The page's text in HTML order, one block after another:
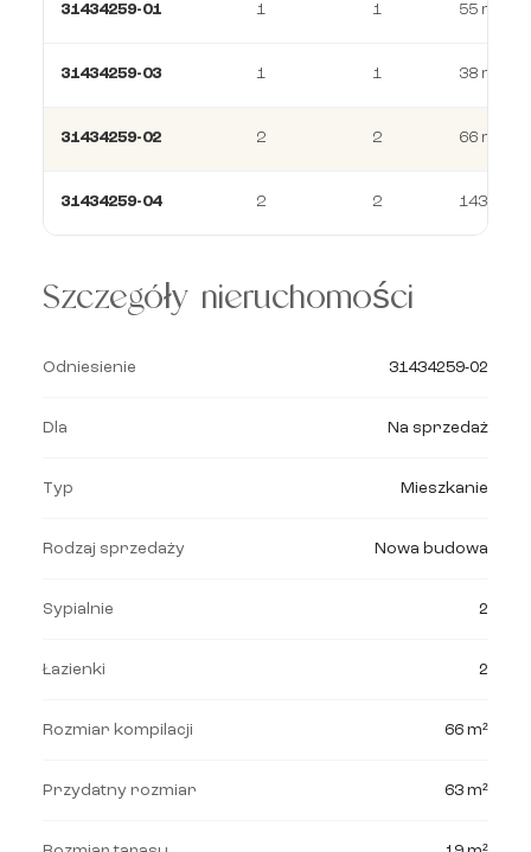
31434259-01 1 1 55 m²
31434259-03 1 1 38 m²
31434259-02 2 2 66 m²
31434259-04 2 2 143 m²
Szczegóły nieruchomości
Odniesienie 31434259-02
Dla Na sprzedaż
Typ Mieszkanie
Rodzaj sprzedaży Nowa budowa
Sypialnie 2
Łazienki 2
Rozmiar kompilacji 66 m²
Przydatny rozmiar 63 m²